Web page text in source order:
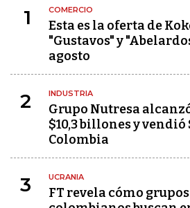
1 COMERCIO
Esta es la oferta de
"Gustavos" y
agosto
2 INDUSTRIA
Grupo Nutresa
$10,3 billones y
Colombia
3 UCRANIA
FT revela cómo